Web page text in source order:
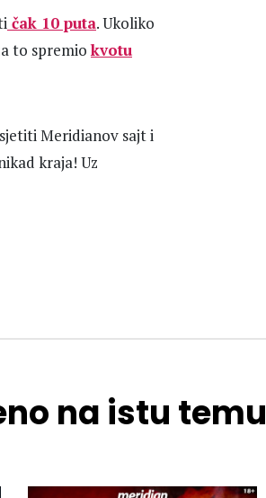
čak 10 puta. Ukoliko
to spremiokvotu
Meridianov sajt i
kraja! Uz
na istu temu